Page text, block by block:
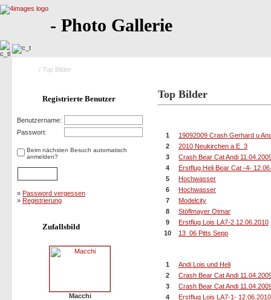
- Photo Gallerie
/ Top Bilder
Registrierte Benutzer
Benutzername:
Passwort:
Beim nächsten Besuch automatisch
anmelden?
» Password vergessen
» Registrierung
Zufallsbild
Macchi
Top Bilder
1
19092009 Crash Gerhard u
2
2010 Neukirchen a E_3
3
Crash Bear Cat Andi
4
Erstflug Heli Bear Cat -4-
5
Hochwasser
6
Hochwasser
7
Modelcity
8
Stöflmayer Otmar
9
Erstflug Lois LA7-2 12.06.2010
10
13_06 Pitts Sepp
1
Andi Lois und Heli
2
Crash Bear Cat Andi
3
Crash Bear Cat Andi
4
Erstflug Lois LA7-1- 12.06.2010